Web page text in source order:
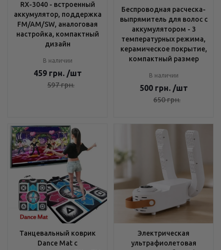
RX-3040 - встроенный
аккумулятор, поддержка
FM/AM/SW, аналоговая
настройка, компактный
дизайн
В наличии
459 грн. /шт
597грн.
Беспроводная расческа-
выпрямитель для волос с
аккумулятором - 3
температурных режима,
керамическое покрытие,
компактный размер
В наличии
500 грн. /шт
650грн.
Танцевальный коврик
Dance Mat с
Электрическая
ультрафиолетовая